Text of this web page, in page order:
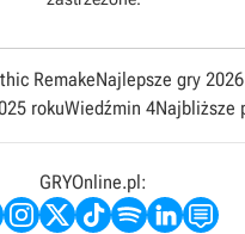
RemakeNajlepsze gry
rokuWiedźmin 4Najbliższe
GRYOnline.pl: